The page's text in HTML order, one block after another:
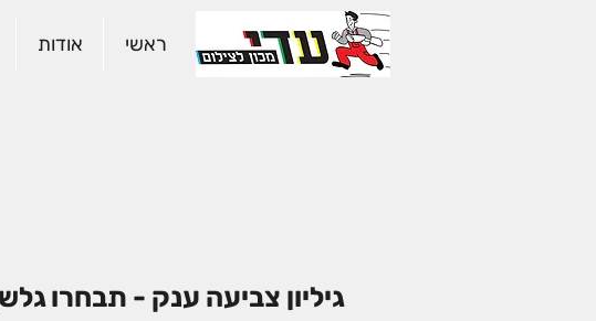
ראשי אודות
גיליון צביעה ענק - תבחרו